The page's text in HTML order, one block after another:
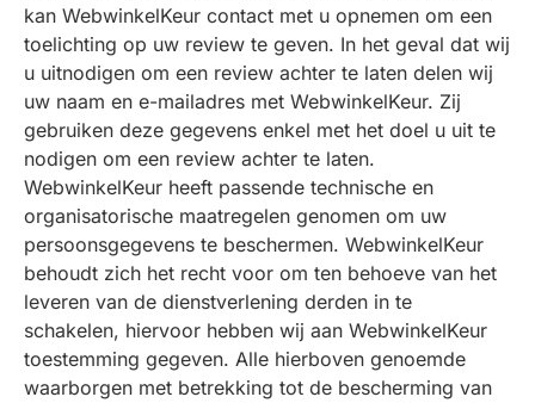
kan WebwinkelKeur contact met u opnemen om een
toelichting op uw review te geven. In het geval dat wij
u uitnodigen om een review achter te laten delen wij
uw naam en e-mailadres met WebwinkelKeur. Zij
gebruiken deze gegevens enkel met het doel u uit te
nodigen om een review achter te laten.
WebwinkelKeur heeft passende technische en
organisatorische maatregelen genomen om uw
persoonsgegevens te beschermen. WebwinkelKeur
behoudt zich het recht voor om ten behoeve van het
leveren van de dienstverlening derden in te
schakelen, hiervoor hebben wij aan WebwinkelKeur
toestemming gegeven. Alle hierboven genoemde
waarborgen met betrekking tot de bescherming van